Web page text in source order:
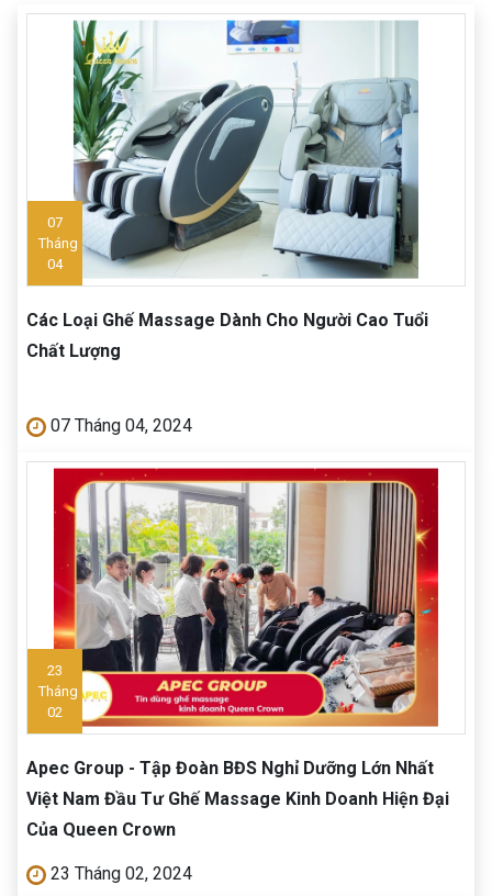
07
Tháng
04
Các Loại Ghế Massage Dành Cho Người Cao Tuổi
Chất Lượng
07 Tháng 04, 2024
23
Tháng
02
Apec Group - Tập Đoàn BĐS Nghỉ Dưỡng Lớn Nhất
Việt Nam Đầu Tư Ghế Massage Kinh Doanh Hiện Đại
Của Queen Crown
23 Tháng 02, 2024